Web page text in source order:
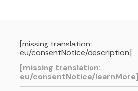
Pribatutasun-politika eta Lege-
[missing translation:
eu/consentNotice/description]
[missing translation:
eu/consentNotice/learnMore]